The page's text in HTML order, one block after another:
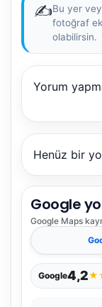
✍️Bu yer
fotoğraf
olabilirsin.
Yorum
Henüz bir
Google
Google Maps
Google4,2★
NBY Akıllı
AI kullanmadan,
önerir.
Şehir / ilçe
🧭 Rehber